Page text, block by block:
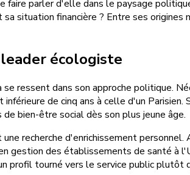
faire parler d'elle dans le paysage
situation financière ? Entre ses
écologiste
ressent dans son approche politique.
de cinq ans à celle d'un
bien-être social dès son plus jeune âge.
recherche d'enrichissement
gestion des établissements de santé à
profil tourné vers le service public plutôt